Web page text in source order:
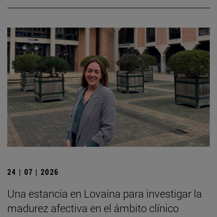
24 | 07 | 2026
Una estancia en Lovaina para investigar la
madurez afectiva en el ámbito clínico